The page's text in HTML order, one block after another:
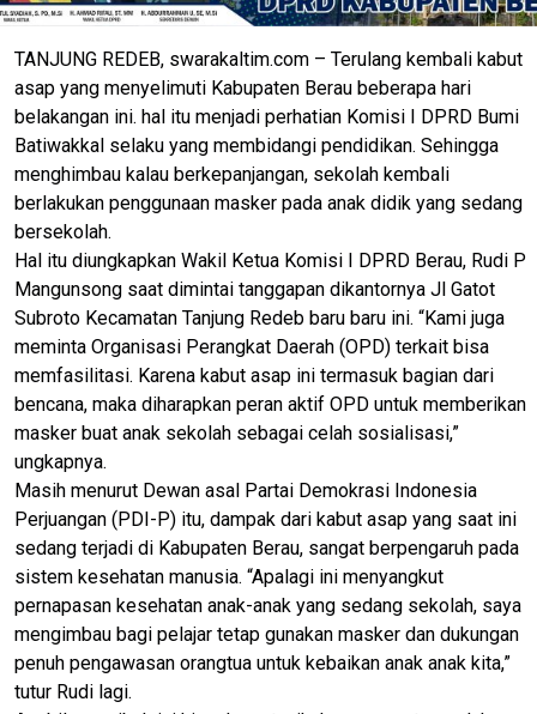
TANJUNG REDEB, swarakaltim.com – Terulang kembali kabut
asap yang menyelimuti Kabupaten Berau beberapa hari
belakangan ini. hal itu menjadi perhatian Komisi I DPRD Bumi
Batiwakkal selaku yang membidangi pendidikan. Sehingga
menghimbau kalau berkepanjangan, sekolah kembali
berlakukan penggunaan masker pada anak didik yang sedang
bersekolah.
Hal itu diungkapkan Wakil Ketua Komisi I DPRD Berau, Rudi P
Mangunsong saat dimintai tanggapan dikantornya Jl Gatot
Subroto Kecamatan Tanjung Redeb baru baru ini. “Kami juga
meminta Organisasi Perangkat Daerah (OPD) terkait bisa
memfasilitasi. Karena kabut asap ini termasuk bagian dari
bencana, maka diharapkan peran aktif OPD untuk memberikan
masker buat anak sekolah sebagai celah sosialisasi,”
ungkapnya.
Masih menurut Dewan asal Partai Demokrasi Indonesia
Perjuangan (PDI-P) itu, dampak dari kabut asap yang saat ini
sedang terjadi di Kabupaten Berau, sangat berpengaruh pada
sistem kesehatan manusia. “Apalagi ini menyangkut
pernapasan kesehatan anak-anak yang sedang sekolah, saya
mengimbau bagi pelajar tetap gunakan masker dan dukungan
penuh pengawasan orangtua untuk kebaikan anak anak kita,”
tutur Rudi lagi.